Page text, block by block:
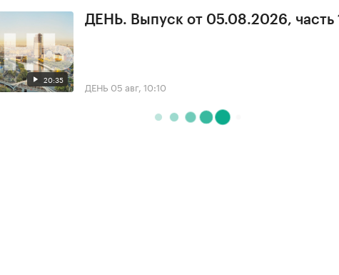
20:35
ДЕНЬ. Выпуск от 05.08.2026, часть
ДЕНЬ 05 авг, 10:10